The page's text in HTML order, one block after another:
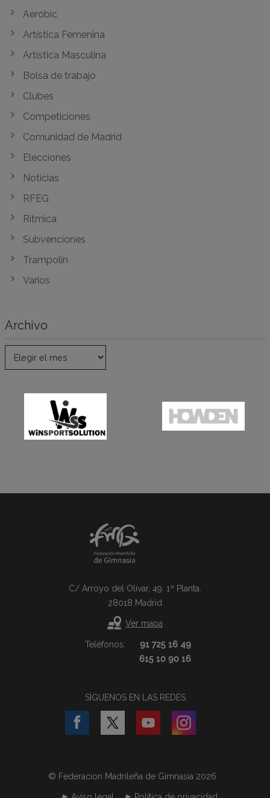
Aeróbic
Artística Femenina
Artística Masculina
Bolsa de trabajo
Clubes
Competiciones
Comunidad de Madrid
Elecciones
Noticias
RFEG
Rítmica
Subvenciones
Trampolín
Varios
Archivo
C/ Arroyo del Olivar, 49. 1ª Planta.
28018 Madrid
Ver mapa
Teléfonos:
91 725 16 49
615 10 90 16
SÍGUENOS EN LAS REDES
© Federacion Madrileña de Gimnasia 2026